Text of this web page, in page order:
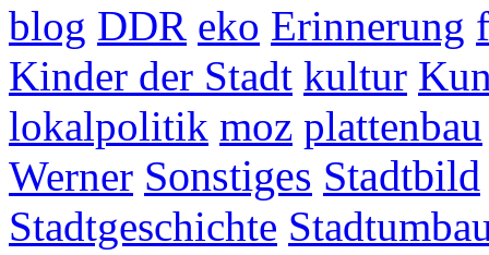
blog DDR eko Erinnerung
Kinder der Stadt kultur
lokalpolitik moz plattenbau
Werner Sonstiges Stadtbild
Stadtgeschichte